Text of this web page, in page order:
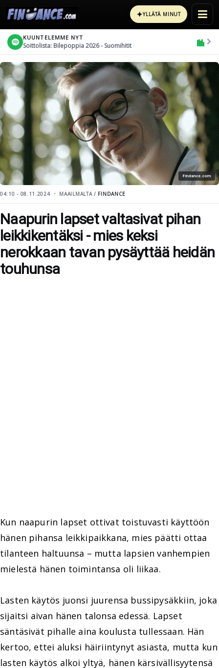
✦YLLÄTÄ MINUT
KUUNTELEMME NYT
Soittolista: Bilepoppia 2026 - Suomihitit
Findance.com
04:10 - 08.11.2024 MAAILMALTA / FINDANCE
Naapurin lapset valtasivat pihan
leikkikentäksi - mies keksi
nerokkaan tavan pysäyttää heidän
touhunsa
Kun naapurin lapset ottivat toistuvasti käyttöön
hänen pihansa leikkipaikkana, mies päätti ottaa
tilanteen haltuunsa – mutta lapsien vanhempien
mielestä hänen toimintansa oli liikaa.
Lasten käytös juonsi juurensa bussipysäkkiin, joka
sijaitsi aivan hänen talonsa edessä. Lapset
säntäsivät pihalle aina koulusta tullessaan. Hän
kertoo, ettei aluksi häiriintynyt asiasta, mutta kun
lasten käytös alkoi yltyä, hänen kärsivällisyytensä